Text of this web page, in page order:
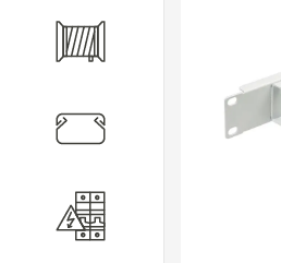
Кабеленесущие